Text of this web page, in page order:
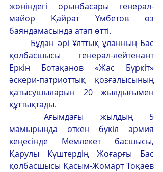
жөніндегі орынбасары генерал-
майор Қайрат Үмбетов өз
баяндамасында атап өтті.
қолбасшысы генерал-лейтенант
Еркін Ботақанов «Жас Бүркіт»
әскери-патриоттық қозғалысының
қатысушыларын 20 жылдығымен
құттықтады.
	Ағымдағы жылдың 5
мамырында өткен бүкіл армия
кеңесінде Мемлекет басшысы,
Қарулы Күштердің Жоғарғы Бас
қолбасшысы Қасым-Жомарт Тоқаев